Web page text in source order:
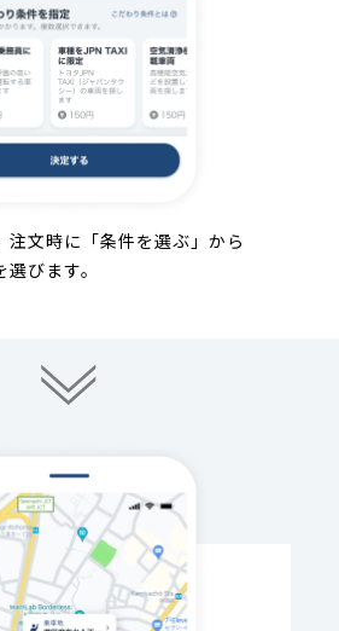
注文時に「条件を選ぶ」から
びます。